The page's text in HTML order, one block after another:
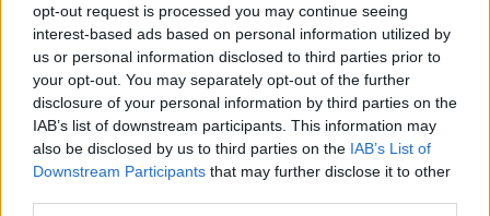
opt-out request is processed you may continue seeing
interest-based ads based on personal information utilized by
us or personal information disclosed to third parties prior to
your opt-out. You may separately opt-out of the further
disclosure of your personal information by third parties on the
IAB’s list of downstream participants. This information may
also be disclosed by us to third parties on the IAB’s List of
Downstream Participants that may further disclose it to other